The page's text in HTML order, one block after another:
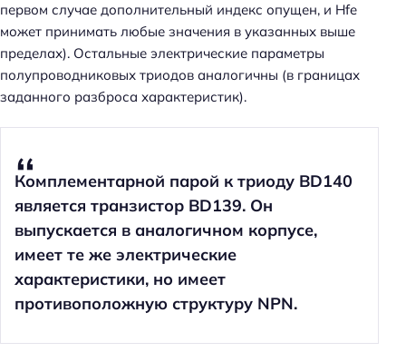
первом случае дополнительный индекс опущен, и Hfe
может принимать любые значения в указанных выше
пределах). Остальные электрические параметры
полупроводниковых триодов аналогичны (в границах
заданного разброса характеристик).
Комплементарной парой к триоду BD140
является транзистор BD139. Он
выпускается в аналогичном корпусе,
имеет те же электрические
характеристики, но имеет
противоположную структуру NPN.